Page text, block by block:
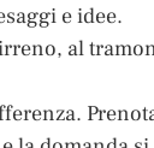
e idee.
al